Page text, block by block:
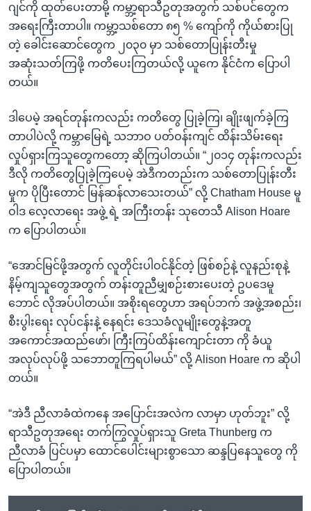
ဂျင်ကို ထုတ်ပေးတာမို့ ကမ္ဘာ့ရာသီဥတုအတွက် သစ်ပင်တွေက
အရေးကြီးတာပါ။ ကမ္ဘာ့သစ်တော ၈၅ % ကျော်ကို ကိုယ်စားပြု
တဲ့ ခေါင်းဆောင်တွေက ၂၀၃၀ မှာ သစ်တောပြုန်းတီးမှု
အဆုံးသတ်ကြဖို့ ကတိပေးကြတယ်လို့ ယူကေ နိုင်ငံက ပြောပါ
တယ်။
ဒါပေမဲ့ အရင်တုန်းကလည်း ကတိတွေ ပြုခဲ့ကြ၊ ချိုးဖျက်ခဲ့ကြ
တာပါပဲလို့ ကမ္ဘာမြေရဲ့ သဘာဝ ပတ်ဝန်းကျင် ထိန်းသိမ်းရေး
လှုပ်ရှားကြသူတွေကတော့ ဆိုကြပါတယ်။ “၂၀၁၄ တုန်းကလည်း
ဒီလို ကတိတွေပြုခဲ့ကြပေမဲ့ အဲဒီကတည်းက သစ်တောပြုန်းတီး
မှုက ပိုပြီးတောင် မြန်ဆန်လာသေးတယ်” လို့ Chatham House မူ
ဝါဒ လေ့လာရေး အဖွဲ့ ရဲ့ အကြီးတန်း သုတေသီ Alison Hoare
က ပြောပါတယ်။
“အောင်မြင်ဖို့အတွက် လူတိုင်းပါဝင်နိုင်တဲ့ ဖြစ်စဉ်နဲ့ လူနည်းစုနဲ့
နိမ့်ကျသူတွေအတွက် တန်းတူညီမျှစဉ်းစားပေးတဲ့ ဥပဒေမူ
ဘောင် လိုအပ်ပါတယ်။ အစိုးရတွေဟာ အရပ်ဘက် အဖွဲ့အစည်း၊
စီးပွါးရေး လုပ်ငန်းနဲ့ နေရင်း ဒေသခံလူမျိုးတွေနဲ့အတူ
အကောင်အထည်ဖော်၊ ကြီးကြပ်ထိန်းကျောင်းတာ ကို ခံယူ
အလုပ်လုပ်ဖို့ သဘောတူကြရပါမယ်” လို့ Alison Hoare က ဆိုပါ
တယ်။
“အဲဒီ ညီလာခံထဲကနေ အပြောင်းအလဲက လာမှာ ဟုတ်ဘူး” လို့
ရာသီဥတုအရေး တက်ကြွလှုပ်ရှားသူ Greta Thunberg က
ညီလာခံ ပြင်ပမှာ ထောင်ပေါင်းများစွာသော ဆန္ဒပြနေသူတွေ ကို
ပြောပါတယ်။